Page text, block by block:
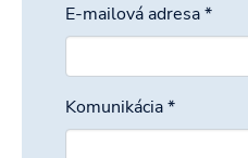
E-mailová adresa*
Komunikácia*